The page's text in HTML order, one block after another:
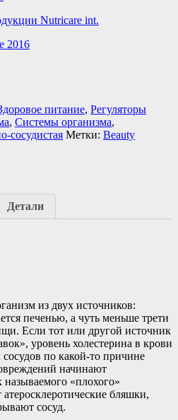
Nutricare int.
2016
питание, Регуляторы
, Системы организма,
сосудистая Метки: Beauty
Детали
из двух источников:
печенью, а чуть меньше трети
Если тот или другой источник
уровень холестерина в крови
по какой-то причине
начинают
«плохого»
бляшки,
сосуд.